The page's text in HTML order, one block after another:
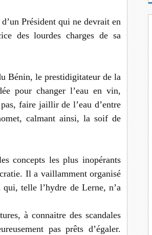
Président qui ne devrait en
des lourdes charges de sa
Bénin, le prestidigitateur de la
pour changer l’eau en vin,
faire jaillir de l’eau d’entre
calmant ainsi, la soif de
concepts les plus inopérants
Il a vaillamment organisé
telle l’hydre de Lerne, n’a
à connaitre des scandales
pas prêts d’égaler.